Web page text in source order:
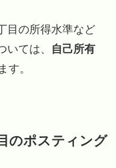
目の所得水準など
ては、
自己所有
す。
のポスティング